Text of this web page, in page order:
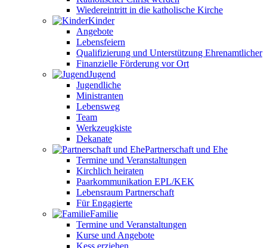
Wiedereintritt in die katholische Kirche
Kinder
Angebote
Lebensfeiern
Qualifizierung und Unterstützung Ehrenamtlicher
Finanzielle Förderung vor Ort
Jugend
Jugendliche
Ministranten
Lebensweg
Team
Werkzeugkiste
Dekanate
Partnerschaft und Ehe
Termine und Veranstaltungen
Kirchlich heiraten
Paarkommunikation EPL/KEK
Lebensraum Partnerschaft
Für Engagierte
Familie
Termine und Veranstaltungen
Kurse und Angebote